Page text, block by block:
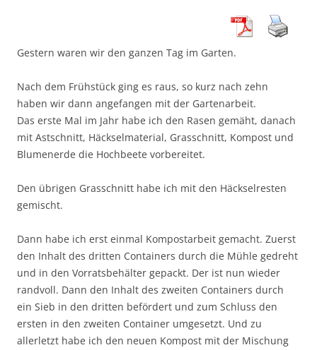
Gestern waren wir den ganzen Tag im Garten.
Nach dem Frühstück ging es raus, so kurz nach zehn
haben wir dann angefangen mit der Gartenarbeit.
Das erste Mal im Jahr habe ich den Rasen gemäht, danach
mit Astschnitt, Häckselmaterial, Grasschnitt, Kompost und
Blumenerde die Hochbeete vorbereitet.
Den übrigen Grasschnitt habe ich mit den Häckselresten
gemischt.
Dann habe ich erst einmal Kompostarbeit gemacht. Zuerst
den Inhalt des dritten Containers durch die Mühle gedreht
und in den Vorratsbehälter gepackt. Der ist nun wieder
randvoll. Dann den Inhalt des zweiten Containers durch
ein Sieb in den dritten befördert und zum Schluss den
ersten in den zweiten Container umgesetzt. Und zu
allerletzt habe ich den neuen Kompost mit der Mischung